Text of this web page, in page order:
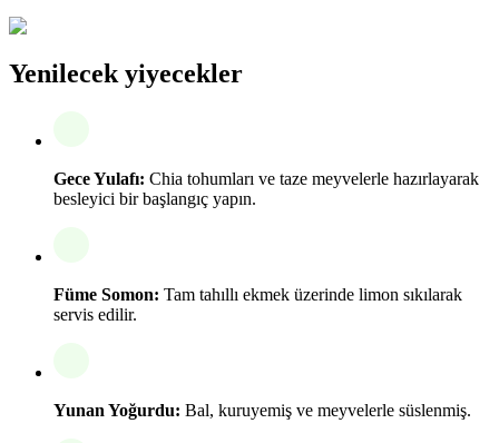
Yenilecek yiyecekler
Gece Yulafı: Chia tohumları ve taze meyvelerle hazırlayarak
besleyici bir başlangıç yapın.
Füme Somon: Tam tahıllı ekmek üzerinde limon sıkılarak
servis edilir.
Yunan Yoğurdu: Bal, kuruyemiş ve meyvelerle süslenmiş.